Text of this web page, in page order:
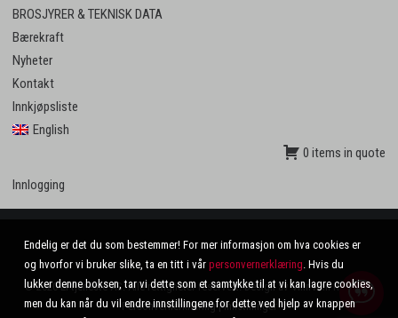
BROSJYRER & TEKNISK DATA
Bærekraft
Nyheter
Kontakt
Innkjøpsliste
English
0 items in quote
Innlogging
© 2020 El-tjeneste AS. Alle rettigheter reservert. Design avVinnVinn Reklame.
Personvernerklæring |Innstillinger
Endelig er det du som bestemmer! For mer informasjon om hva cookies er
og hvorfor vi bruker slike, ta en titt i vår personvernerklæring. Hvis du
lukker denne boksen, tar vi dette som et samtykke til at vi kan lagre cookies,
men du kan når du vil endre innstillingene for dette ved hjelp av knappen